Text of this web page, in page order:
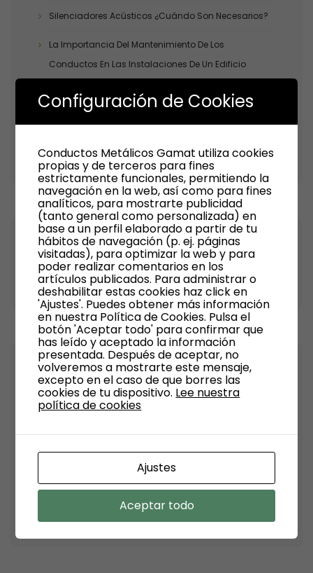
Silenciadores Acústicos ¿cuándo Son Necesarios?
La Importancia Del Mantenimiento De Los
Conductos En Las Instalaciones De Un Edificio
Silenciadores Disipativos ¿cuándo Son Necesarios?
Recent Comments
Archives
Configuración de Cookies
Conductos Metálicos Gamat utiliza cookies
propias y de terceros para fines
estrictamente funcionales, permitiendo la
navegación en la web, así como para fines
analíticos, para mostrarte publicidad
(tanto general como personalizada) en
base a un perfil elaborado a partir de tu
hábitos de navegación (p. ej. páginas
visitadas), para optimizar la web y para
poder realizar comentarios en los
artículos publicados. Para administrar o
deshabilitar estas cookies haz click en
'Ajustes'. Puedes obtener más información
en nuestra Política de Cookies. Pulsa el
botón 'Aceptar todo' para confirmar que
has leído y aceptado la información
presentada. Después de aceptar, no
volveremos a mostrarte este mensaje,
excepto en el caso de que borres las
cookies de tu dispositivo. Lee nuestra
política de cookies
Ajustes
Aceptar todo